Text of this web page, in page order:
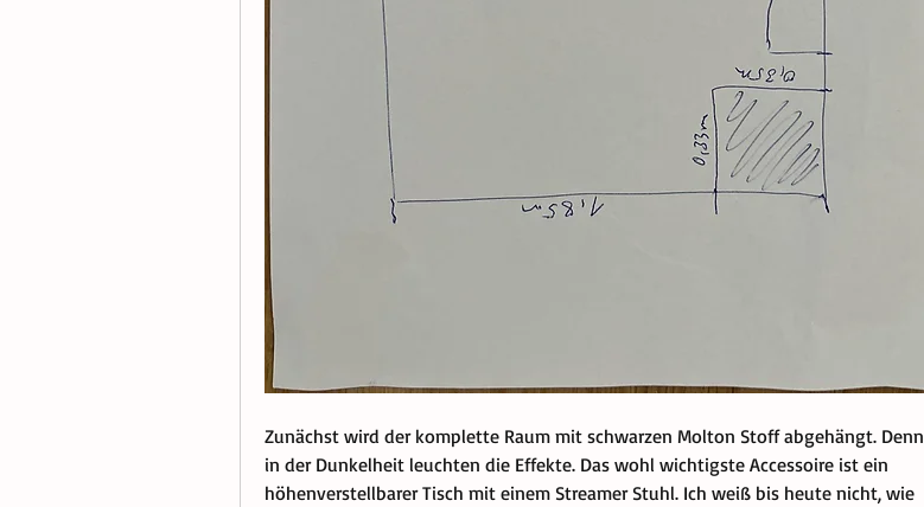
Zunächst wird der komplette Raum mit schwarzen Molton Stoff abgehängt. Denn
in der Dunkelheit leuchten die Effekte. Das wohl wichtigste Accessoire ist ein
höhenverstellbarer Tisch mit einem Streamer Stuhl. Ich weiß bis heute nicht, wie